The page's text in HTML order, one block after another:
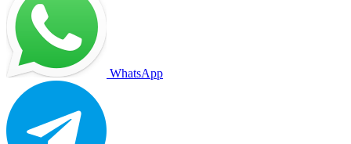
кабеля,
Besen
quantity
WhatsApp